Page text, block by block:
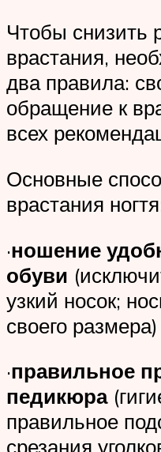
Чтобы снизить
врастания,
два правила:
обращение к
всех
Основные
врастания
·ношение
обуви
узкий носок;
своего размера)
·правильное
педикюра
правильное
срезания